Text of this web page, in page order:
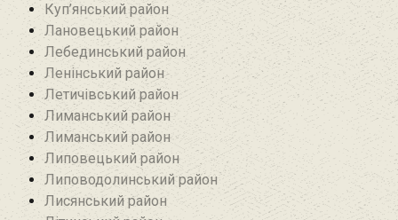
Куп’янський район
Лановецький район
Лебединський район
Ленінський район
Летичівський район
Лиманський район
Лиманський район
Липовецький район
Липоводолинський район
Лисянський район